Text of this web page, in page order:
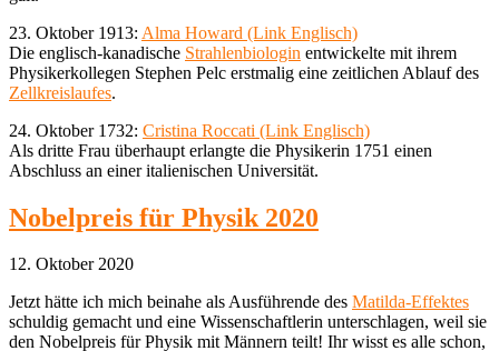
23. Oktober 1913: Alma Howard (Link Englisch)
Die englisch-kanadische Strahlenbiologin entwickelte mit ihrem
Physikerkollegen Stephen Pelc erstmalig eine zeitlichen Ablauf des
Zellkreislaufes.
24. Oktober 1732: Cristina Roccati (Link Englisch)
Als dritte Frau überhaupt erlangte die Physikerin 1751 einen
Abschluss an einer italienischen Universität.
Nobelpreis für Physik 2020
12. Oktober 2020
Jetzt hätte ich mich beinahe als Ausführende des Matilda-Effektes
schuldig gemacht und eine Wissenschaftlerin unterschlagen, weil sie
den Nobelpreis für Physik mit Männern teilt! Ihr wisst es alle schon,